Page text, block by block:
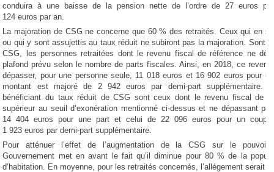
conduira à une baisse de la pension nette de l’ordre de 27 euros
124 euros par an.
La majoration de CSG ne concerne que 60 % des retraités. Ceux qui en
ou qui y sont assujettis au taux réduit ne subiront pas la majoration. Sont
CSG, les personnes retraitées dont le revenu fiscal de référence ne
plafond prévu selon le nombre de parts fiscales. Ainsi, en 2018, ce
dépasser, pour une personne seule, 11 018 euros et 16 902 euros pour
montant est majoré de 2 942 euros par demi-part supplémentaire.
bénéficiant du taux réduit de CSG sont ceux dont le revenu fiscal de
supérieur au seuil d’exonération mentionné ci-dessus et ne dépassant
14 404 euros pour une part et celui de 22 096 euros pour un
1 923 euros par demi-part supplémentaire.
Pour atténuer l’effet de l’augmentation de la CSG sur le pouvoir
Gouvernement met en avant le fait qu’il diminue pour 80 % de la
d’habitation. En moyenne, pour les retraités concernés, l’allégement serait